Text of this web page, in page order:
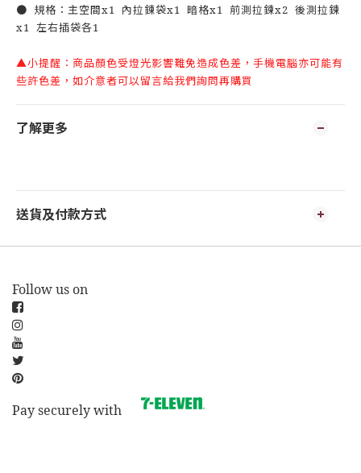
● 規格：主空間x1 內拉鍊袋x1 暗格x1 前測拉鍊x2 後測拉鍊
x1 左右插袋各1
▲小提醒：商品顏色受燈光影響難免造成色差，手機電腦亦可能有
些許色差，如介意者可以留言給我們詢問再購買
了解更多
送貨及付款方式
Follow us on
Pay securely with